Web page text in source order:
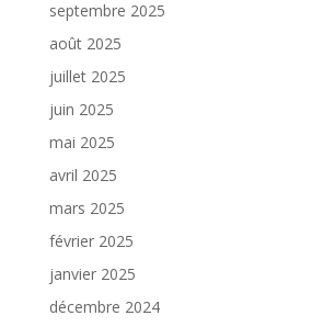
septembre 2025
août 2025
juillet 2025
juin 2025
mai 2025
avril 2025
mars 2025
février 2025
janvier 2025
décembre 2024